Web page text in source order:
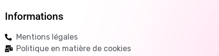
Informations
Mentions légales
Politique en matière de cookies